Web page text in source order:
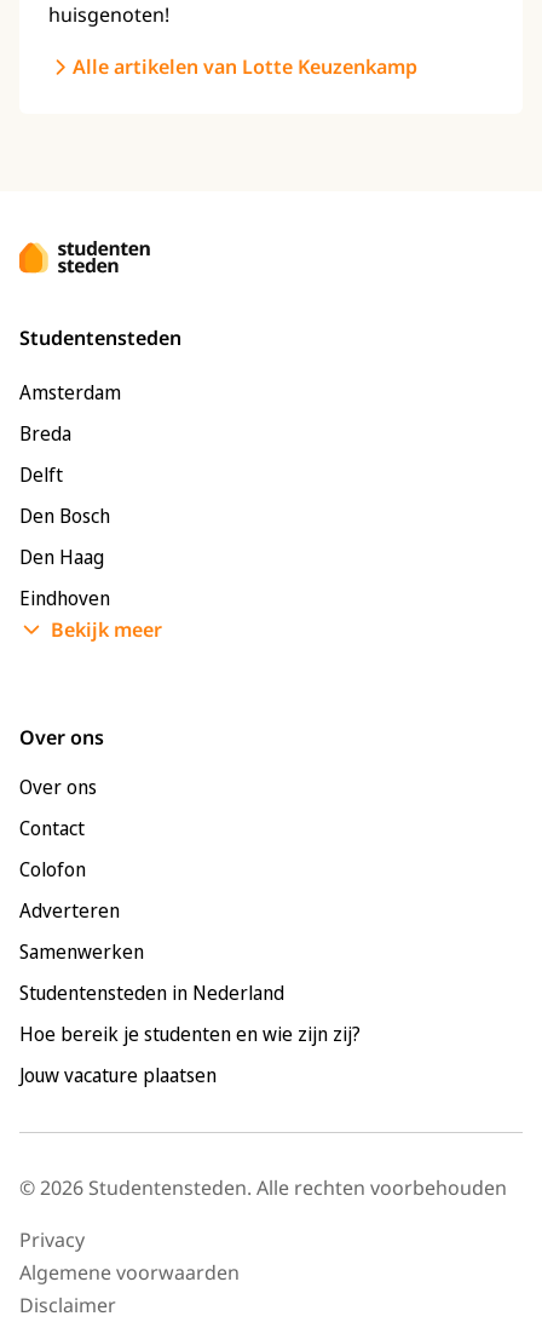
huisgenoten!
Alle artikelen van Lotte Keuzenkamp
Studentensteden
Amsterdam
Breda
Delft
Den Bosch
Den Haag
Eindhoven
Enschede
Bekijk meer
Over ons
Over ons
Contact
Colofon
Adverteren
Samenwerken
Studentensteden in Nederland
Hoe bereik je studenten en wie zijn zij?
Jouw vacature plaatsen
© 2026 Studentensteden. Alle rechten voorbehouden
Privacy
Algemene voorwaarden
Disclaimer